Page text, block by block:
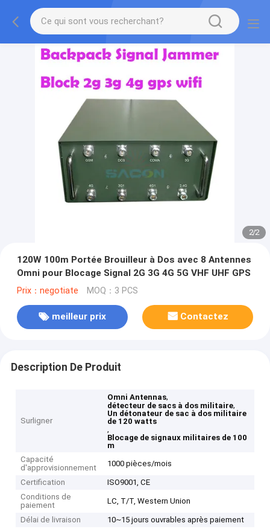
2/2
120W 100m Portée Brouilleur à Dos avec 8 Antennes
Omni pour Blocage Signal 2G 3G 4G 5G VHF UHF GPS
Prix：negotiate MOQ：3 PCS
meilleur prix Contactez
Description De Produit
Surligner
Omni Antennas,
détecteur de sacs à dos militaire,
Un détonateur de sac à dos militaire
de 120 watts
,
Blocage de signaux militaires de 100
m
Capacité
d'approvisionnement
1000 pièces/mois
Certification
ISO9001, CE
Conditions de
paiement
LC, T/T, Western Union
Délai de livraison
10~15 jours ouvrables après paiement